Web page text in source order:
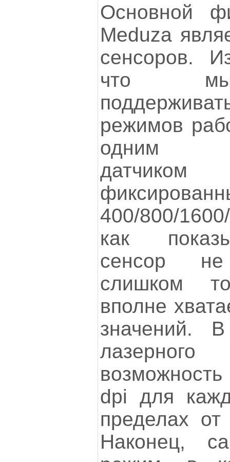
Основной
Meduza
сенсоров.
что
режимов
одним
400/800/
как
сенсор
слишком
вполне
значений.
dpi для
пределах
Наконец,